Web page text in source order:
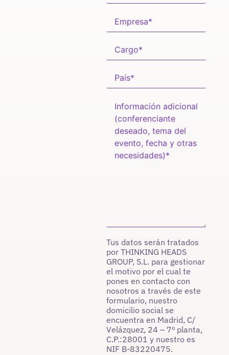
Tus datos serán tratados
por THINKING HEADS
GROUP, S.L. para gestionar
el motivo por el cual te
pones en contacto con
nosotros a través de este
formulario, nuestro
domicilio social se
encuentra en Madrid, C/
Velázquez, 24 – 7º planta,
C.P.:28001 y nuestro es
NIF B-83220475.